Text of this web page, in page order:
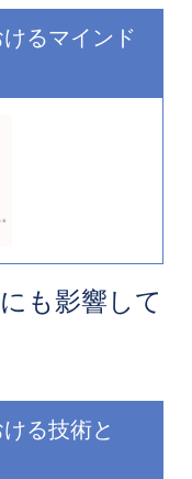
るマインド
も影響して
る技術と